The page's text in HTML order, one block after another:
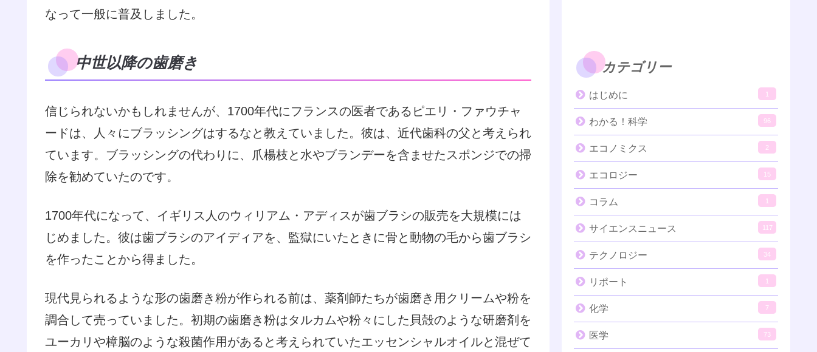
なって一般に普及しました。
中世以降の歯磨き
信じられないかもしれませんが、1700年代にフランスの医者であるピエリ・ファウチャ
ードは、人々にブラッシングはするなと教えていました。彼は、近代歯科の父と考えられ
ています。ブラッシングの代わりに、爪楊枝と水やブランデーを含ませたスポンジでの掃
除を勧めていたのです。
1700年代になって、イギリス人のウィリアム・アディスが歯ブラシの販売を大規模には
じめました。彼は歯ブラシのアイディアを、監獄にいたときに骨と動物の毛から歯ブラシ
を作ったことから得ました。
現代見られるような形の歯磨き粉が作られる前は、薬剤師たちが歯磨き用クリームや粉を
調合して売っていました。初期の歯磨き粉はタルカムや粉々にした貝殻のような研磨剤を
ユーカリや樟脳のような殺菌作用があると考えられていたエッセンシャルオイルと混ぜて
カテゴリー
はじめに 1
わかる！科学 96
エコノミクス 2
エコロジー 15
コラム 1
サイエンスニュース 117
テクノロジー 34
リポート 1
化学 7
医学 73